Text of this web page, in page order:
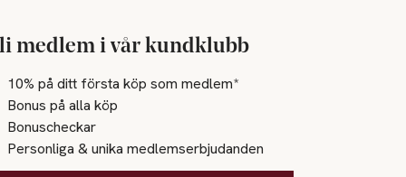
medlem i vår kundklubb
10% på ditt första köp som medlem*
Bonus på alla köp
Bonuscheckar
Personliga & unika medlemserbjudanden